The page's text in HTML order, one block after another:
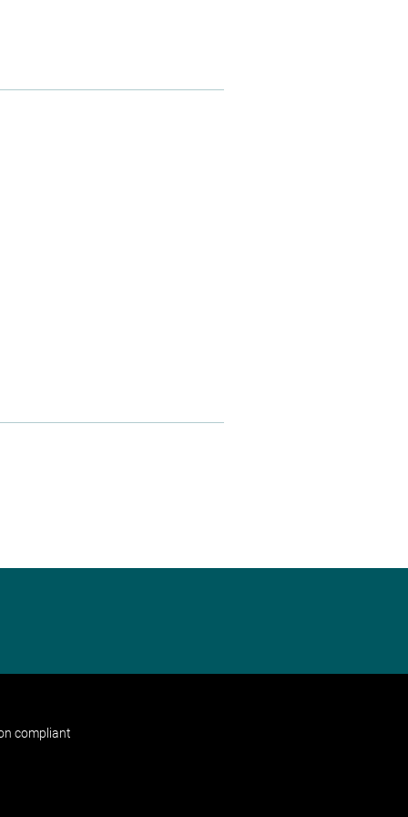
compliant